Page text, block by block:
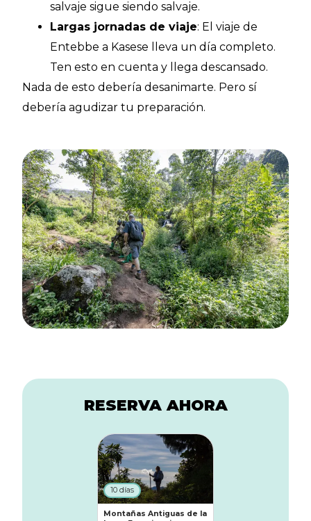
salvaje sigue siendo salvaje.
Largas jornadas de viaje: El viaje de
Entebbe a Kasese lleva un día completo.
Ten esto en cuenta y llega descansado.
Nada de esto debería desanimarte. Pero sí
debería agudizar tu preparación.
RESERVA AHORA
10 días
Montañas Antiguas de la